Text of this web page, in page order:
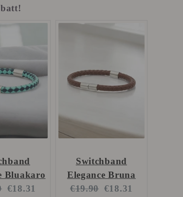
Bluakaro
Current
€18.31
Switchband
Elegance Bruna
Original
€19.90 Current
€18.31